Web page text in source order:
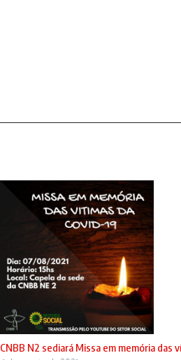
CNBB N2 sediará Missa em memória das